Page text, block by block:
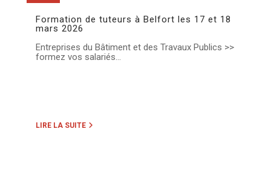
Formation de tuteurs à Belfort les 17 et 18
mars 2026
Entreprises du Bâtiment et des Travaux Publics >>
formez vos salariés...
LIRE LA SUITE